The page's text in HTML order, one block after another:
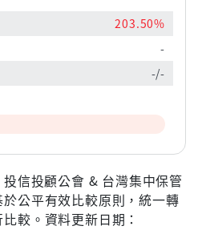
203.50%
-
-/-
信投顧公會 & 台灣集中保管
公平有效比較原則，統一轉
較。資料更新日期：